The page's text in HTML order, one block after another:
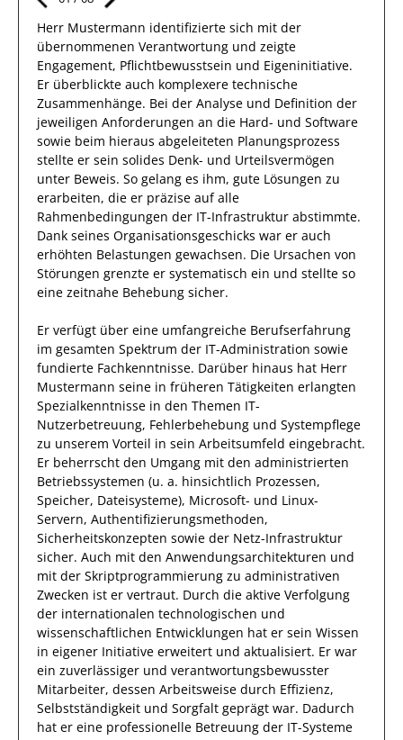
Herr Mustermann identifizierte sich mit der
übernommenen Verantwortung und zeigte
Engagement, Pflichtbewusstsein und Eigeninitiative.
Er überblickte auch komplexere technische
Zusammenhänge. Bei der Analyse und Definition der
jeweiligen Anforderungen an die Hard- und Software
sowie beim hieraus abgeleiteten Planungsprozess
stellte er sein solides Denk- und Urteilsvermögen
unter Beweis. So gelang es ihm, gute Lösungen zu
erarbeiten, die er präzise auf alle
Rahmenbedingungen der IT-Infrastruktur abstimmte.
Dank seines Organisationsgeschicks war er auch
erhöhten Belastungen gewachsen. Die Ursachen von
Störungen grenzte er systematisch ein und stellte so
eine zeitnahe Behebung sicher.
Er verfügt über eine umfangreiche Berufserfahrung
im gesamten Spektrum der IT-Administration sowie
fundierte Fachkenntnisse. Darüber hinaus hat Herr
Mustermann seine in früheren Tätigkeiten erlangten
Spezialkenntnisse in den Themen IT-
Nutzerbetreuung, Fehlerbehebung und Systempflege
zu unserem Vorteil in sein Arbeitsumfeld eingebracht.
Er beherrscht den Umgang mit den administrierten
Betriebssystemen (u. a. hinsichtlich Prozessen,
Speicher, Dateisysteme), Microsoft- und Linux-
Servern, Authentifizierungsmethoden,
Sicherheitskonzepten sowie der Netz-Infrastruktur
sicher. Auch mit den Anwendungsarchitekturen und
mit der Skriptprogrammierung zu administrativen
Zwecken ist er vertraut. Durch die aktive Verfolgung
der internationalen technologischen und
wissenschaftlichen Entwicklungen hat er sein Wissen
in eigener Initiative erweitert und aktualisiert. Er war
ein zuverlässiger und verantwortungsbewusster
Mitarbeiter, dessen Arbeitsweise durch Effizienz,
Selbstständigkeit und Sorgfalt geprägt war. Dadurch
hat er eine professionelle Betreuung der IT-Systeme